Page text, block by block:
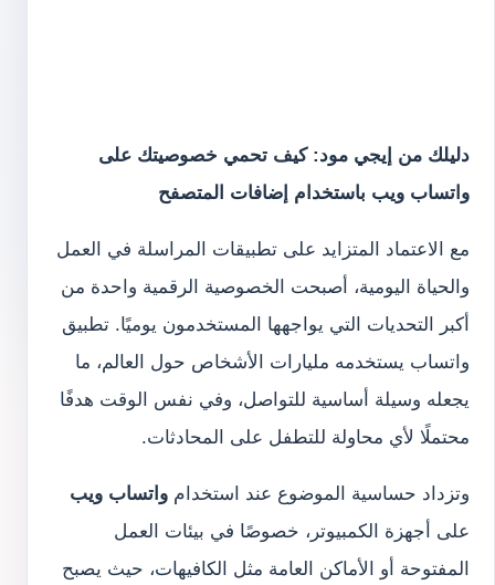
دليلك من إيجي مود: كيف تحمي خصوصيتك على
واتساب ويب باستخدام إضافات المتصفح
مع الاعتماد المتزايد على تطبيقات المراسلة في العمل
والحياة اليومية، أصبحت الخصوصية الرقمية واحدة من
أكبر التحديات التي يواجهها المستخدمون يوميًا. تطبيق
واتساب يستخدمه مليارات الأشخاص حول العالم، ما
يجعله وسيلة أساسية للتواصل، وفي نفس الوقت هدفًا
محتملًا لأي محاولة للتطفل على المحادثات.
وتزداد حساسية الموضوع عند استخدام واتساب ويب
على أجهزة الكمبيوتر، خصوصًا في بيئات العمل
المفتوحة أو الأماكن العامة مثل الكافيهات، حيث يصبح